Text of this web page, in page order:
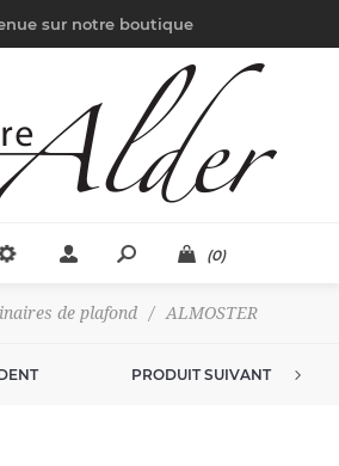
sur notre boutique
(0)
de plafond / ALMOSTER
PRODUIT SUIVANT